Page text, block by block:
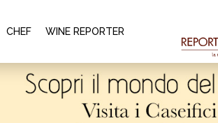
CHEF WINE REPORTER